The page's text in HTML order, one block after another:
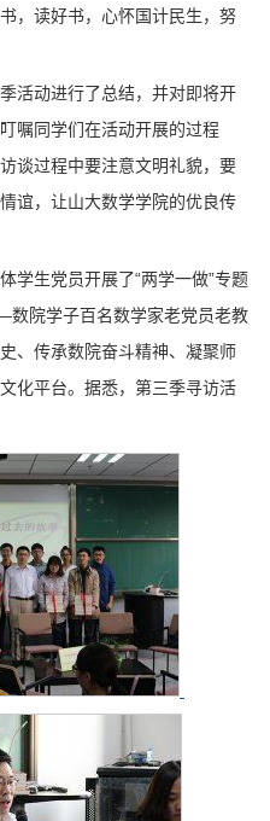
，读好书，心怀国计民生，努
活动进行了总结，并对即将开
嘱同学们在活动开展的过程
谈过程中要注意文明礼貌，要
谊，让山大数学学院的优良传
学生党员开展了“两学一做”专题
院学子百名数学家老党员老教
、传承数院奋斗精神、凝聚师
化平台。据悉，第三季寻访活